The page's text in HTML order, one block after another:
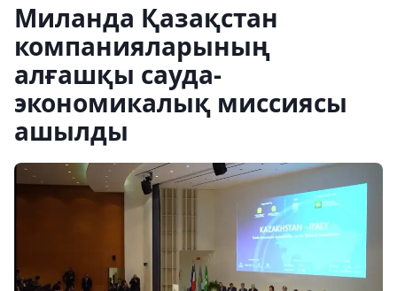
Миланда Қазақстан
компанияларының
алғашқы сауда-
экономикалық миссиясы
ашылды